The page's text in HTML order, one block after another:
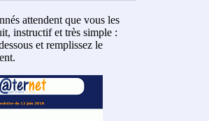
attendent que vous les
instructif et très simple :
et remplissez le